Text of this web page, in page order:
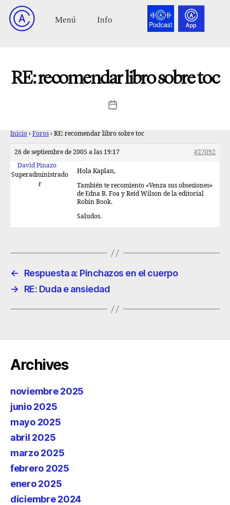
RE: recomendar libro sobre toc
Inicio › Foros › RE: recomendar libro sobre toc
26 de septiembre de 2005 a las 19:17
#27092
David Pinazo
Superadministrado
r
Hola Kaplan,
También te recomiento «Venza sus obsesiones»
de Edna B. Foa y Reid Wilson de la editorial
Robin Book.
Saludos.
←
Respuesta a: Pinchazos en el cuerpo
→
RE: Duda e ansiedad
Archives
noviembre 2025
junio 2025
mayo 2025
abril 2025
marzo 2025
febrero 2025
enero 2025
diciembre 2024